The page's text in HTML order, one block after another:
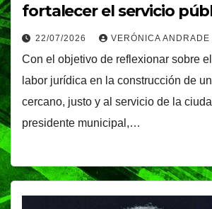
fortalecer el servicio
22/07/2026 VERÓNICA ANDRADE
Con el objetivo de reflexionar sobre
labor jurídica en la construcción de
cercano, justo y al servicio de la
presidente municipal,…